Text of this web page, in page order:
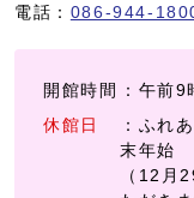
電話： 086-944-
開館時間
：午前
休館日
：ふれ
末年始
（12月